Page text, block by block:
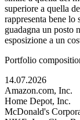
superiore a quella
rappresenta bene
guadagna un posto
esposizione a un
Portfolio
14.07.2026
Amazon.com, Inc.
Home Depot, Inc.
McDonald's